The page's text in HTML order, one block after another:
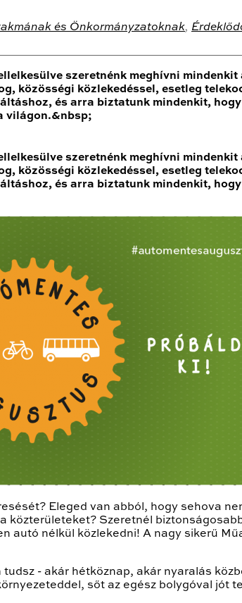
és Önkormányzatoknak,
szeretnénk meghívni
közösségi közlekedéssel, esetleg
és arra biztatunk mindenkit,
világon.&nbsp;
szeretnénk meghívni
közösségi közlekedéssel, esetleg
és arra biztatunk mindenkit,
Eleged van abból, hogy sehova
közterületeket? Szeretnél
autó nélkül közlekedni! A nagy sikerű
- akár hétköznap, akár nyaralás
sőt az egész bolygóval jót